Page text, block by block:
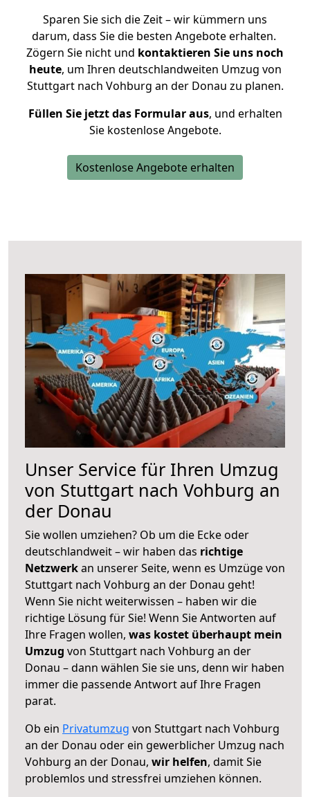
Sparen Sie sich die Zeit – wir kümmern uns
darum, dass Sie die besten Angebote erhalten.
Zögern Sie nicht und kontaktieren Sie uns noch
heute, um Ihren deutschlandweiten Umzug von
Stuttgart nach Vohburg an der Donau zu planen.
Füllen Sie jetzt das Formular aus, und erhalten
Sie kostenlose Angebote.
Kostenlose Angebote erhalten
Unser Service für Ihren Umzug
von Stuttgart nach Vohburg an
der Donau
Sie wollen umziehen? Ob um die Ecke oder
deutschlandweit – wir haben das richtige
Netzwerkan unserer Seite, wenn es Umzüge von
Stuttgart nach Vohburg an der Donau geht!
Wenn Sie nicht weiterwissen – haben wir die
richtige Lösung für Sie! Wenn Sie Antworten auf
Ihre Fragen wollen, was kostet überhaupt mein
Umzug von Stuttgart nach Vohburg an der
Donau – dann wählen Sie sie uns, denn wir haben
immer die passende Antwort auf Ihre Fragen
parat.
Ob ein Privatumzug von Stuttgart nach Vohburg
an der Donau oder ein gewerblicher Umzug nach
Vohburg an der Donau, wir helfen, damit Sie
problemlos und stressfrei umziehen können.